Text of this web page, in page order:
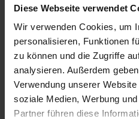
Diese Webseite verwendet
Wir verwenden Cookies, um
personalisieren, Funktionen
zu können und die Zugriffe
analysieren. Außerdem
Verwendung unserer
soziale Medien, Werbung
Partner führen diese
5,10 € / l
51,00 € pro 10 l Kanister
60,69 €
inkl. 19% MwSt.,zzgl.
Auf Lager
Lieferung voraussichtlichab